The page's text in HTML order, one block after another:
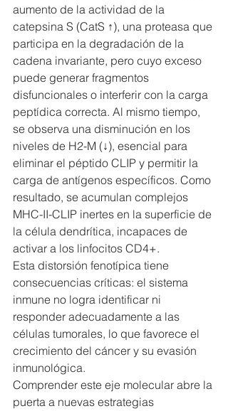
aumento de la actividad de la
catepsina S (CatS ↑), una proteasa que
participa en la degradación de la
cadena invariante, pero cuyo exceso
puede generar fragmentos
disfuncionales o interferir con la carga
peptídica correcta. Al mismo tiempo,
se observa una disminución en los
niveles de H2-M (↓), esencial para
eliminar el péptido CLIP y permitir la
carga de antígenos específicos. Como
resultado, se acumulan complejos
MHC-II-CLIP inertes en la superficie de
la célula dendrítica, incapaces de
activar a los linfocitos CD4+.
Esta distorsión fenotípica tiene
consecuencias críticas: el sistema
inmune no logra identificar ni
responder adecuadamente a las
células tumorales, lo que favorece el
crecimiento del cáncer y su evasión
inmunológica.
Comprender este eje molecular abre la
puerta a nuevas estrategias